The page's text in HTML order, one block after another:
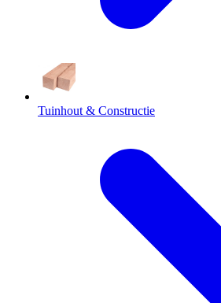
Tuinhout & Constructie